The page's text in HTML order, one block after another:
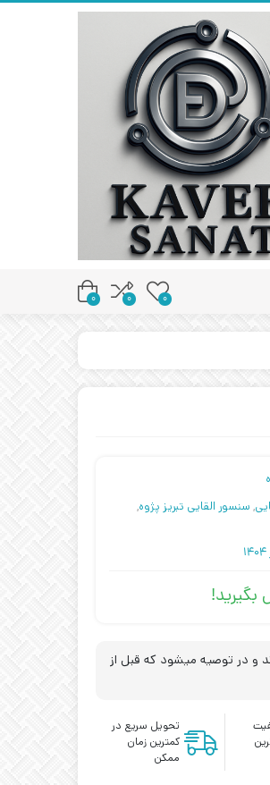
0
0
0
, سنسور القایی تبریز پژوه,
و در توصیه میشود که قبل از
تحویل سریع در
کمترین زمان
ممکن